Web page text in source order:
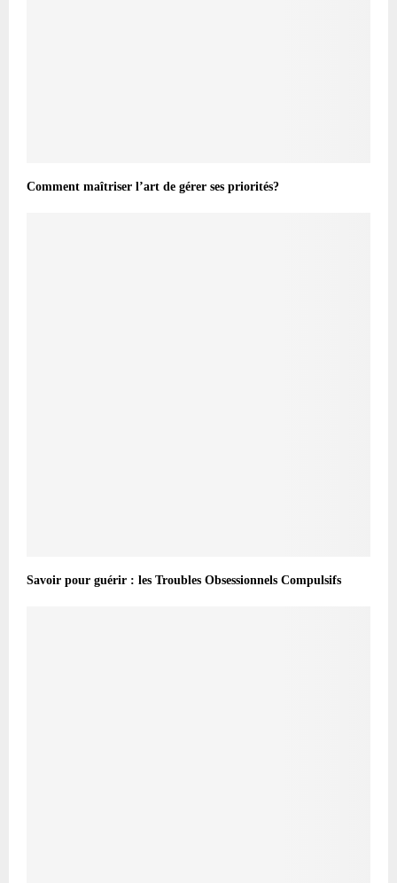
Comment maîtriser l’art de gérer ses priorités?
Savoir pour guérir : les Troubles Obsessionnels Compulsifs